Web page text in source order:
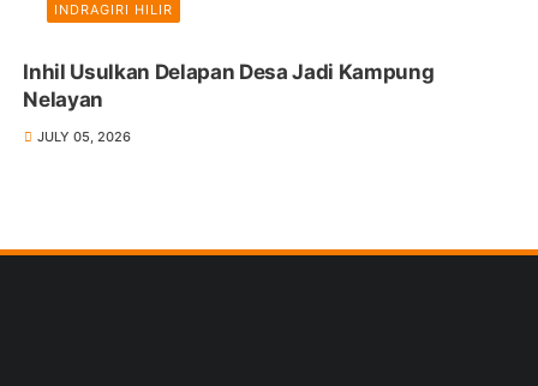
INDRAGIRI HILIR
Inhil Usulkan Delapan Desa Jadi Kampung
Nelayan
JULY 05, 2026